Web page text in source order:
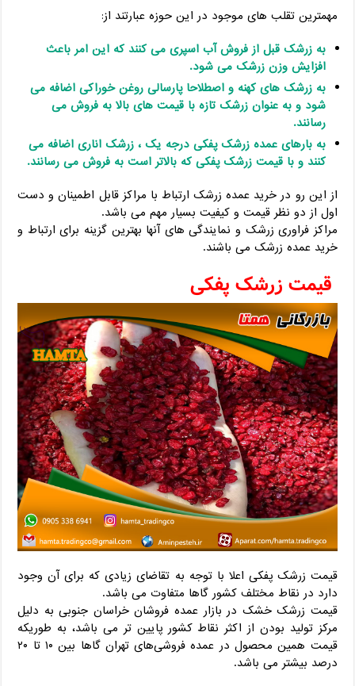
مهمترین تقلب های موجود در این حوزه عبارتند از:
به زرشک قبل از فروش آب اسپری می کنند که این امر باعث
افزایش وزن زرشک می شود.
به زرشک های کهنه و اصطلاحا پارسالی روغن خوراکی اضافه می
شود و به عنوان زرشک تازه با قیمت های بالا به فروش می
رسانند.
به بارهای عمده زرشک پفکی درجه یک ، زرشک اناری اضافه می
کنند و با قیمت زرشک پفکی که بالاتر است به فروش می رسانند.
از این رو در خرید عمده زرشک ارتباط با مراکز قابل اطمینان و دست
اول از دو نظر قیمت و کیفیت بسیار مهم می باشد.
مراکز فراوری زرشک و نمایندگی های آنها بهترین گزینه برای ارتباط و
خرید عمده زرشک می باشند.
قیمت زرشک پفکی
قیمت زرشک پفکی اعلا با توجه به تقاضای زیادی که برای آن وجود
دارد در نقاط مختلف کشور گاها متفاوت می باشد.
قیمت زرشک خشک در بازار عمده فروشان خراسان جنوبی به دلیل
مرکز تولید بودن از اکثر نقاط کشور پایین تر می باشد، به طوریکه
قیمت همین محصول در عمده فروشی‌های تهران گاها بین ۱۰ تا ۲۰
درصد بیشتر می باشد.